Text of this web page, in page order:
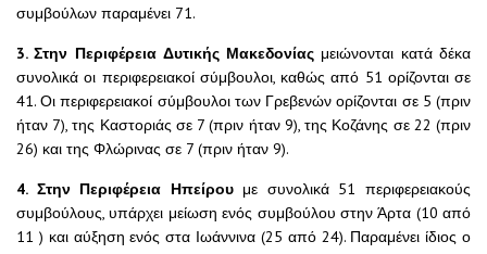
συμβούλων παραμένει 71.
3. Στην Περιφέρεια Δυτικής Μακεδονίας μειώνονται κατά δέκα
συνολικά οι περιφερειακοί σύμβουλοι, καθώς από 51 ορίζονται σε
41. Οι περιφερειακοί σύμβουλοι των Γρεβενών ορίζονται σε 5 (πριν
ήταν 7), της Καστοριάς σε 7 (πριν ήταν 9), της Κοζάνης σε 22 (πριν
26) και της Φλώρινας σε 7 (πριν ήταν 9).
4. Στην Περιφέρεια Ηπείρουμε συνολικά 51 περιφερειακούς
συμβούλους, υπάρχει μείωση ενός συμβούλου στην Άρτα (10 από
11 ) και αύξηση ενός στα Ιωάννινα (25 από 24). Παραμένει ίδιος ο